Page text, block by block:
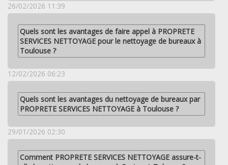
26/02/2026 11:39
Quels sont les avantages de faire appel à PROPRETE
SERVICES NETTOYAGE pour le nettoyage de bureaux à
Toulouse ?
12/02/2026 06:23
Quels sont les avantages du nettoyage de bureaux par
PROPRETE SERVICES NETTOYAGE à Toulouse ?
29/01/2026 02:30
Comment PROPRETE SERVICES NETTOYAGE assure-t-